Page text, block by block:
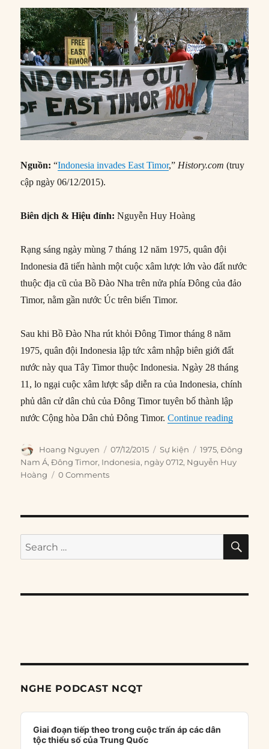
Nguồn: “Indonesia invades East Timor,” History.com (truy
cập ngày 06/12/2015).
Biên dịch & Hiệu đính: Nguyễn Huy Hoàng
Rạng sáng ngày mùng 7 tháng 12 năm 1975, quân đội
Indonesia đã tiến hành một cuộc xâm lược lớn vào đất nước
thuộc địa cũ của Bồ Đào Nha trên nửa phía Đông của đảo
Timor, nằm gần nước Úc trên biển Timor.
Sau khi Bồ Đào Nha rút khỏi Đông Timor tháng 8 năm
1975, quân đội Indonesia lập tức xâm nhập biên giới đất
nước này qua Tây Timor thuộc Indonesia. Ngày 28 tháng
11, lo ngại cuộc xâm lược sắp diễn ra của Indonesia, chính
phủ dân cử dân chủ của Đông Timor tuyên bố thành lập
nước Cộng hòa Dân chủ Đông Timor.Continue reading“07/12/
Author
Hoang Nguyen
Posted
on
07/12/2015 Categories
Sự kiện Tags
1975,Đông
Nam Á,Đông Timor, Indonesia, ngày 0712, Nguyễn Huy
Hoàng
0 Comments
Search
for:
NGHE PODCAST NCQT
Audio
Player
Giai đoạn tiếp theo trong cuộc trấn áp các dân
tộc thiểu số của Trung Quốc